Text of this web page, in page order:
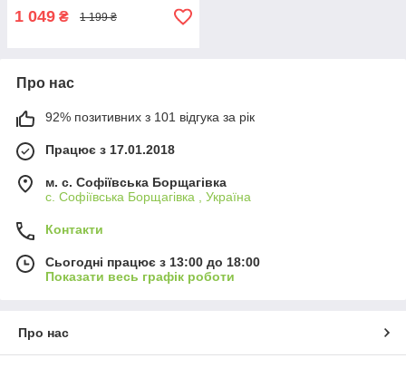
1 049 ₴ 1 199 ₴
Про нас
92% позитивних з 101 відгука за рік
Працює з 17.01.2018
м. c. Софіївська Борщагівка
c. Софіївська Борщагівка , Україна
Контакти
Сьогодні працює з 13:00 до 18:00
Показати весь графік роботи
Про нас